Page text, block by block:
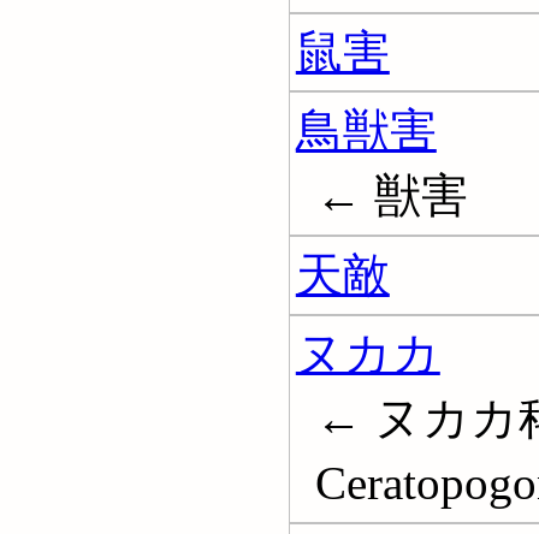
鼠害
鳥獣害
← 獣害
天敵
ヌカカ
← ヌカカ